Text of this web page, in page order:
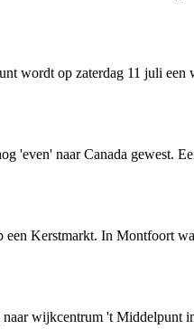
wordt op zaterdag 11 juli een
'even' naar Canada gewest.
Kerstmarkt. In Montfoort
wijkcentrum 't Middelpunt